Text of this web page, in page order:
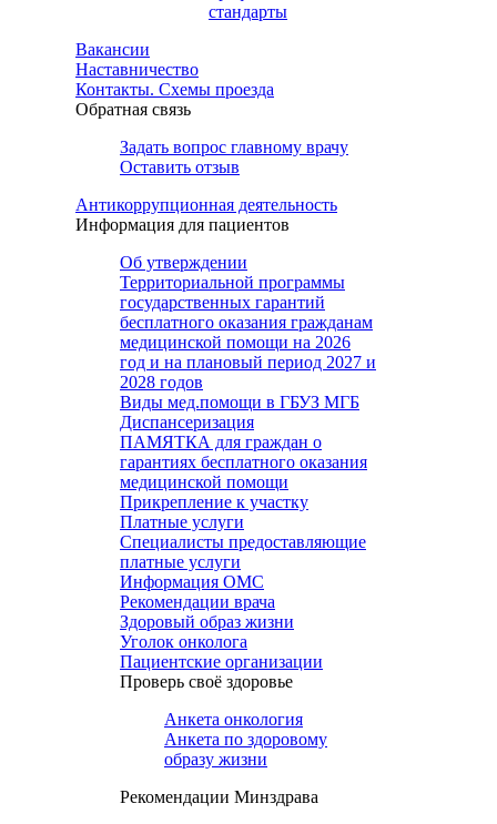
стандарты
Вакансии
Наставничество
Контакты. Схемы проезда
Обратная связь
Задать вопрос главному врачу
Оставить отзыв
Антикоррупционная деятельность
Информация для пациентов
Об утверждении
Территориальной программы
государственных гарантий
бесплатного оказания гражданам
медицинской помощи на 2026
год и на плановый период 2027 и
2028 годов
Виды мед.помощи в ГБУЗ МГБ
Диспансеризация
ПАМЯТКА для граждан о
гарантиях бесплатного оказания
медицинской помощи
Прикрепление к участку
Платные услуги
Специалисты предоставляющие
платные услуги
Информация ОМС
Рекомендации врача
Здоровый образ жизни
Уголок онколога
Пациентские организации
Проверь своё здоровье
Анкета онкология
Анкета по здоровому
образу жизни
Рекомендации Минздрава